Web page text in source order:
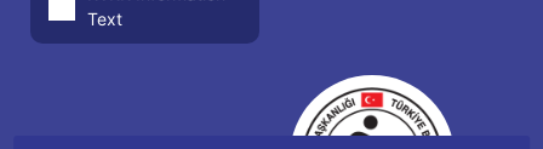
Text